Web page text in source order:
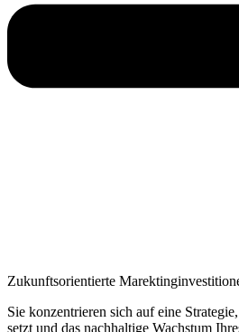
Zukunftsorientierte
Sie konzentrieren sich auf eine
setzt und das nachhaltige Wachstum